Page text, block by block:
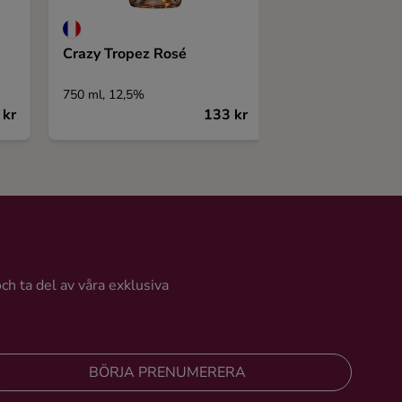
Crazy Tropez Rosé
750 ml, 12,5%
133 kr
ta del av våra exklusiva
BÖRJA PRENUMERERA